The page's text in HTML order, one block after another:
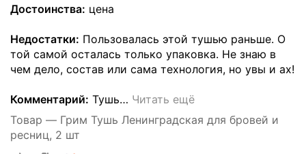
Достоинства: цена
Недостатки: Пользовалась этой тушью раньше. О
той самой осталась только упаковка. Не знаю в
чем дело, состав или сама технология, но увы и ах!
Комментарий: Тушь… Читать ещё
Товар — Грим Тушь Ленинградская для бровей и
ресниц, 2 шт